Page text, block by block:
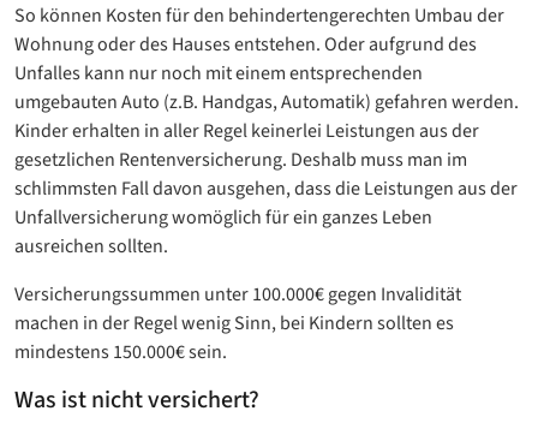
So können Kosten für den behindertengerechten Umbau der
Wohnung oder des Hauses entstehen. Oder aufgrund des
Unfalles kann nur noch mit einem entsprechenden
umgebauten Auto (z.B. Handgas, Automatik) gefahren werden.
Kinder erhalten in aller Regel keinerlei Leistungen aus der
gesetzlichen Rentenversicherung. Deshalb muss man im
schlimmsten Fall davon ausgehen, dass die Leistungen aus der
Unfallversicherung womöglich für ein ganzes Leben
ausreichen sollten.
Versicherungssummen unter 100.000€ gegen Invalidität
machen in der Regel wenig Sinn, bei Kindern sollten es
mindestens 150.000€ sein.
Was ist nicht versichert?